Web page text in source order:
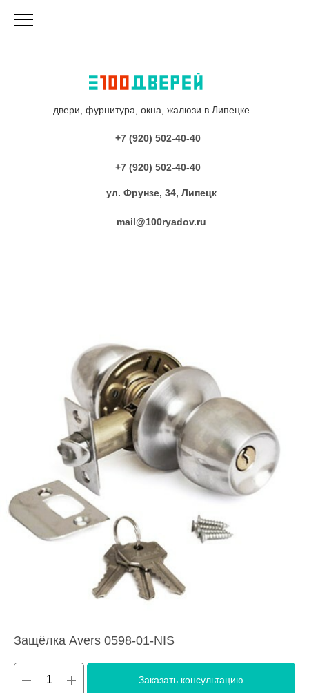
двери, фурнитура, окна, жалюзи в Липецке
+7 (920) 502-40-40
+7 (920) 502-40-40
ул. Фрунзе, 34, Липецк
mail@100ryadov.ru
Защёлка Avers 0598-01-NIS
Заказать консультацию